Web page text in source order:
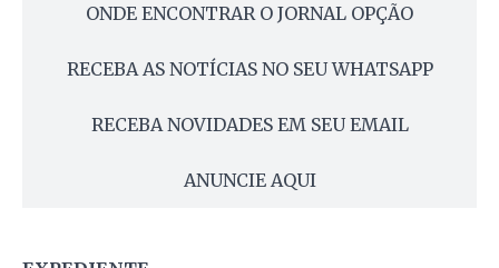
ONDE ENCONTRAR O JORNAL OPÇÃO
RECEBA AS NOTÍCIAS NO SEU WHATSAPP
RECEBA NOVIDADES EM SEU EMAIL
ANUNCIE AQUI